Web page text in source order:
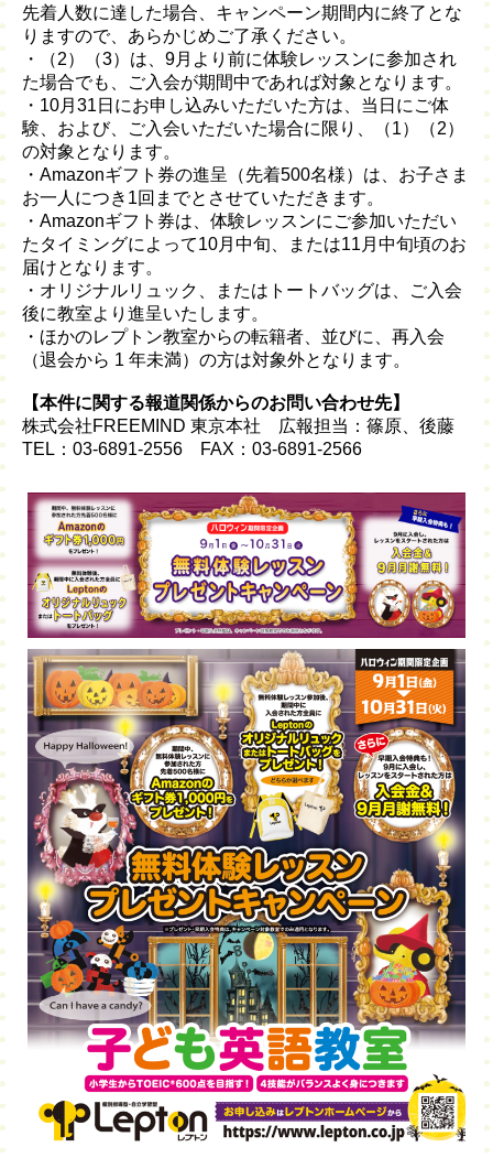
先着人数に達した場合、キャンペーン期間内に終了とな
りますので、あらかじめご了承ください。
・（2）（3）は、9月より前に体験レッスンに参加され
た場合でも、ご入会が期間中であれば対象となります。
・10月31日にお申し込みいただいた方は、当日にご体
験、および、ご入会いただいた場合に限り、（1）（2）
の対象となります。
・Amazonギフト券の進呈（先着500名様）は、お子さま
お一人につき1回までとさせていただきます。
・Amazonギフト券は、体験レッスンにご参加いただい
たタイミングによって10月中旬、または11月中旬頃のお
届けとなります。
・オリジナルリュック、またはトートバッグは、ご入会
後に教室より進呈いたします。
・ほかのレプトン教室からの転籍者、並びに、再入会
（退会から 1 年未満）の方は対象外となります。
【本件に関する報道関係からのお問い合わせ先】
株式会社FREEMIND 東京本社 広報担当：篠原、後藤
TEL：03-6891-2556 FAX：03-6891-2566